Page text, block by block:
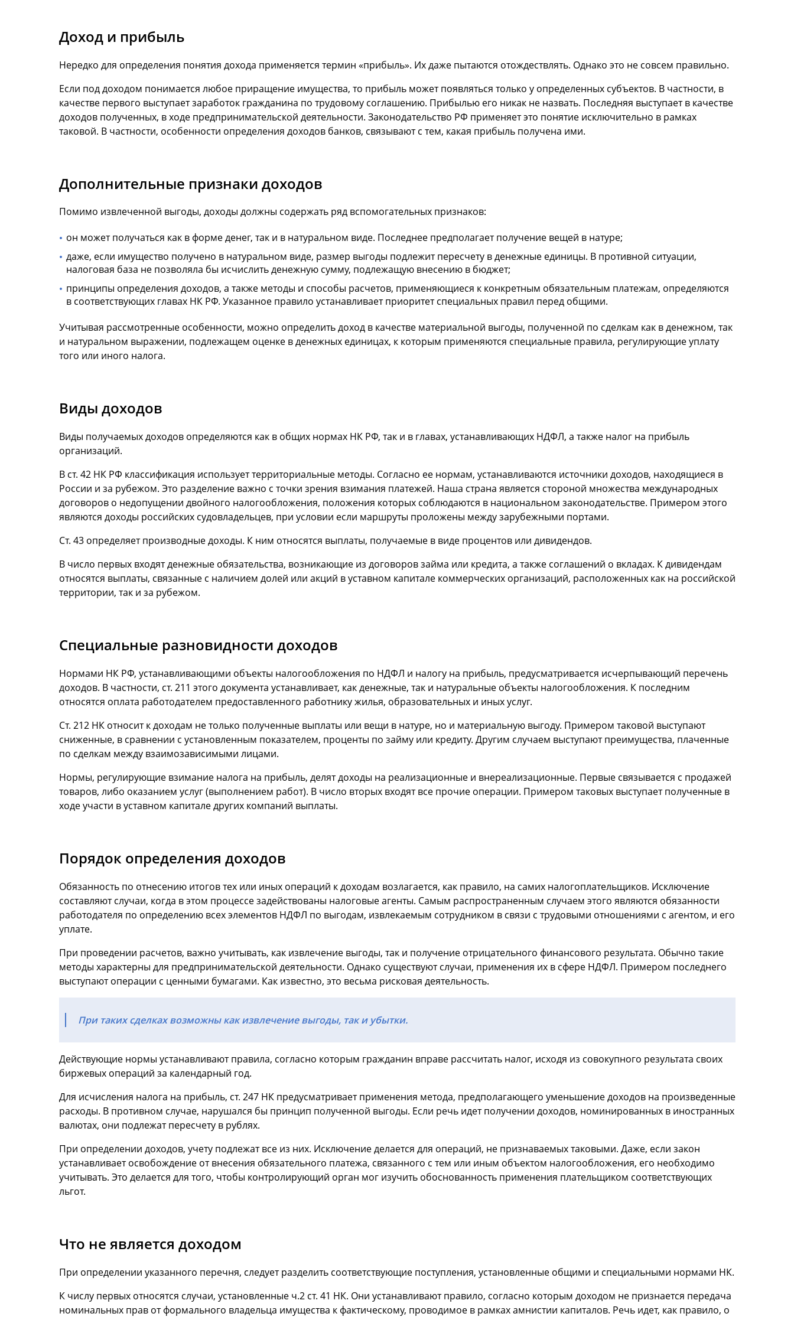
Доход и прибыль
Нередко для определения понятия дохода применяется термин «прибыль». Их даже пытаются отождествлять. Однако это не совсем правильно.
Если под доходом понимается любое приращение имущества, то прибыль может появляться только у определенных субъектов. В частности, в
качестве первого выступает заработок гражданина по трудовому соглашению. Прибылью его никак не назвать. Последняя выступает в качестве
доходов полученных, в ходе предпринимательской деятельности. Законодательство РФ применяет это понятие исключительно в рамках
таковой. В частности, особенности определения доходов банков, связывают с тем, какая прибыль получена ими.
Дополнительные признаки доходов
Помимо извлеченной выгоды, доходы должны содержать ряд вспомогательных признаков:
он может получаться как в форме денег, так и в натуральном виде. Последнее предполагает получение вещей в натуре;
даже, если имущество получено в натуральном виде, размер выгоды подлежит пересчету в денежные единицы. В противной ситуации,
налоговая база не позволяла бы исчислить денежную сумму, подлежащую внесению в бюджет;
принципы определения доходов, а также методы и способы расчетов, применяющиеся к конкретным обязательным платежам, определяются
в соответствующих главах НК РФ. Указанное правило устанавливает приоритет специальных правил перед общими.
Учитывая рассмотренные особенности, можно определить доход в качестве материальной выгоды, полученной по сделкам как в денежном, так
и натуральном выражении, подлежащем оценке в денежных единицах, к которым применяются специальные правила, регулирующие уплату
того или иного налога.
Виды доходов
Виды получаемых доходов определяются как в общих нормах НК РФ, так и в главах, устанавливающих НДФЛ, а также налог на прибыль
организаций.
В ст. 42 НК РФ классификация использует территориальные методы. Согласно ее нормам, устанавливаются источники доходов, находящиеся в
России и за рубежом. Это разделение важно с точки зрения взимания платежей. Наша страна является стороной множества международных
договоров о недопущении двойного налогообложения, положения которых соблюдаются в национальном законодательстве. Примером этого
являются доходы российских судовладельцев, при условии если маршруты проложены между зарубежными портами.
Ст. 43 определяет производные доходы. К ним относятся выплаты, получаемые в виде процентов или дивидендов.
В число первых входят денежные обязательства, возникающие из договоров займа или кредита, а также соглашений о вкладах. К дивидендам
относятся выплаты, связанные с наличием долей или акций в уставном капитале коммерческих организаций, расположенных как на российской
территории, так и за рубежом.
Специальные разновидности доходов
Нормами НК РФ, устанавливающими объекты налогообложения по НДФЛ и налогу на прибыль, предусматривается исчерпывающий перечень
доходов. В частности, ст. 211 этого документа устанавливает, как денежные, так и натуральные объекты налогообложения. К последним
относятся оплата работодателем предоставленного работнику жилья, образовательных и иных услуг.
Ст. 212 НК относит к доходам не только полученные выплаты или вещи в натуре, но и материальную выгоду. Примером таковой выступают
сниженные, в сравнении с установленным показателем, проценты по займу или кредиту. Другим случаем выступают преимущества, плаченные
по сделкам между взаимозависимыми лицами.
Нормы, регулирующие взимание налога на прибыль, делят доходы на реализационные и внереализационные. Первые связывается с продажей
товаров, либо оказанием услуг (выполнением работ). В число вторых входят все прочие операции. Примером таковых выступает полученные в
ходе участи в уставном капитале других компаний выплаты.
Порядок определения доходов
Обязанность по отнесению итогов тех или иных операций к доходам возлагается, как правило, на самих налогоплательщиков. Исключение
составляют случаи, когда в этом процессе задействованы налоговые агенты. Самым распространенным случаем этого являются обязанности
работодателя по определению всех элементов НДФЛ по выгодам, извлекаемым сотрудником в связи с трудовыми отношениями с агентом, и его
уплате.
При проведении расчетов, важно учитывать, как извлечение выгоды, так и получение отрицательного финансового результата. Обычно такие
методы характерны для предпринимательской деятельности. Однако существуют случаи, применения их в сфере НДФЛ. Примером последнего
выступают операции с ценными бумагами. Как известно, это весьма рисковая деятельность.
При таких сделках возможны как извлечение выгоды, так и убытки.
Действующие нормы устанавливают правила, согласно которым гражданин вправе рассчитать налог, исходя из совокупного результата своих
биржевых операций за календарный год.
Для исчисления налога на прибыль, ст. 247 НК предусматривает применения метода, предполагающего уменьшение доходов на произведенные
расходы. В противном случае, нарушался бы принцип полученной выгоды. Если речь идет получении доходов, номинированных в иностранных
валютах, они подлежат пересчету в рублях.
При определении доходов, учету подлежат все из них. Исключение делается для операций, не признаваемых таковыми. Даже, если закон
устанавливает освобождение от внесения обязательного платежа, связанного с тем или иным объектом налогообложения, его необходимо
учитывать. Это делается для того, чтобы контролирующий орган мог изучить обоснованность применения плательщиком соответствующих
льгот.
Что не является доходом
При определении указанного перечня, следует разделить соответствующие поступления, установленные общими и специальными нормами НК.
К числу первых относятся случаи, установленные ч.2 ст. 41 НК. Они устанавливают правило, согласно которым доходом не признается передача
номинальных прав от формального владельца имущества к фактическому, проводимое в рамках амнистии капиталов. Речь идет, как правило, о